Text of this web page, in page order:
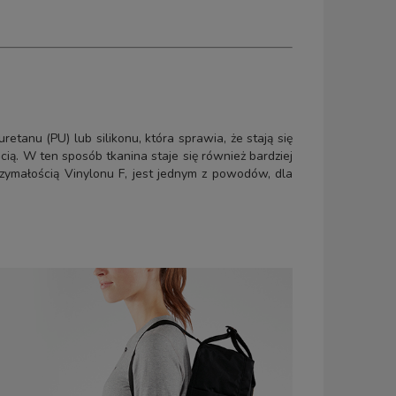
(PU) lub silikonu, która sprawia, że stają się
W ten sposób tkanina staje się również bardziej
Vinylonu F, jest jednym z powodów, dla